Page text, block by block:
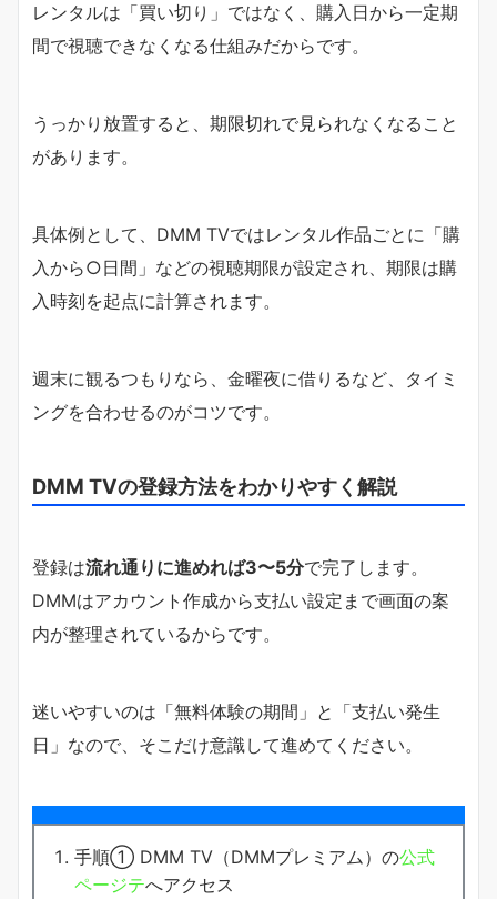
レンタルは「買い切り」ではなく、購入日から一定期
間で視聴できなくなる仕組みだからです。
うっかり放置すると、期限切れで見られなくなること
があります。
具体例として、DMM TVではレンタル作品ごとに「購
入から○日間」などの視聴期限が設定され、期限は購
入時刻を起点に計算されます。
週末に観るつもりなら、金曜夜に借りるなど、タイミ
ングを合わせるのがコツです。
DMM TVの登録方法をわかりやすく解説
登録は流れ通りに進めれば3〜5分で完了します。
DMMはアカウント作成から支払い設定まで画面の案
内が整理されているからです。
迷いやすいのは「無料体験の期間」と「支払い発生
日」なので、そこだけ意識して進めてください。
手順① DMM TV（DMMプレミアム）の公式
ページテへアクセス